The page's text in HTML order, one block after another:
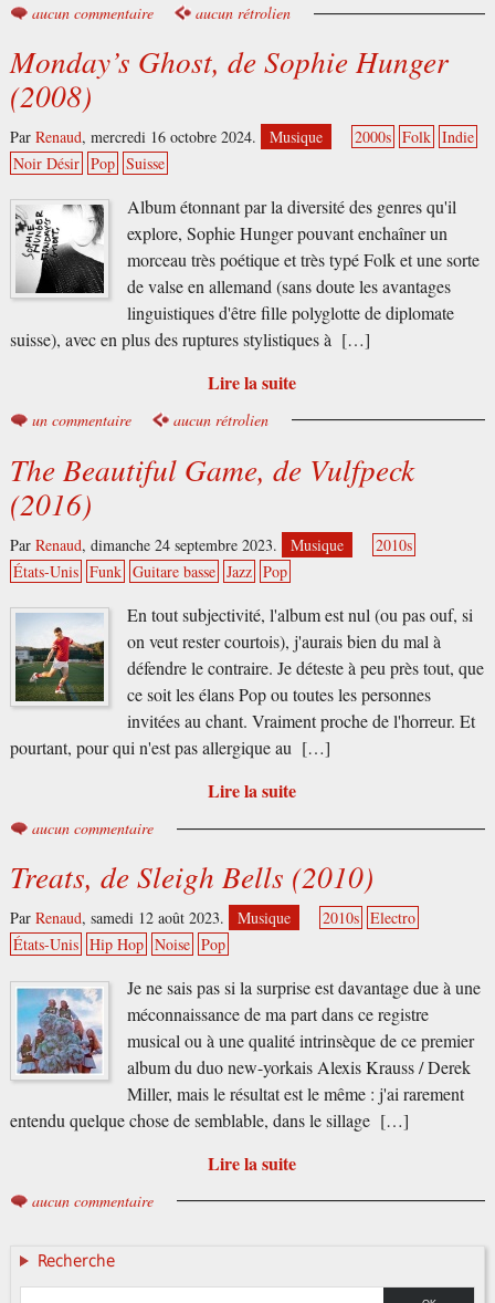
aucun commentaire aucun rétrolien
Monday’s Ghost, de Sophie Hunger
(2008)
Par Renaud, mercredi 16 octobre 2024. Musique 2000s Folk Indie
Noir Désir Pop Suisse
Album étonnant par la diversité des genres qu'il
explore, Sophie Hunger pouvant enchaîner un
morceau très poétique et très typé Folk et une sorte
de valse en allemand (sans doute les avantages
linguistiques d'être fille polyglotte de diplomate
suisse), avec en plus des ruptures stylistiques à […]
Lire la suite
un commentaire aucun rétrolien
The Beautiful Game, de Vulfpeck
(2016)
Par Renaud, dimanche 24 septembre 2023. Musique
2010s
États-Unis Funk Guitare basse Jazz Pop
En tout subjectivité, l'album est nul (ou pas ouf, si
on veut rester courtois), j'aurais bien du mal à
défendre le contraire. Je déteste à peu près tout, que
ce soit les élans Pop ou toutes les personnes
invitées au chant. Vraiment proche de l'horreur. Et
pourtant, pour qui n'est pas allergique au […]
Lire la suite
aucun commentaire
Treats, de Sleigh Bells (2010)
Par Renaud, samedi 12 août 2023. Musique 2010s Electro
États-Unis Hip Hop Noise Pop
Je ne sais pas si la surprise est davantage due à une
méconnaissance de ma part dans ce registre
musical ou à une qualité intrinsèque de ce premier
album du duo new-yorkais Alexis Krauss / Derek
Miller, mais le résultat est le même : j'ai rarement
entendu quelque chose de semblable, dans le sillage […]
Lire la suite
aucun commentaire
Recherche